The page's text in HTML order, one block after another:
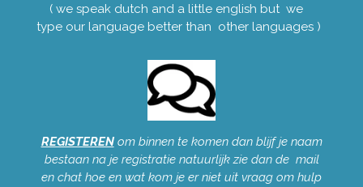
( we speak dutch and a little english but we
type our language better than other languages )
REGISTEREN om binnen te komen dan blijf je naam
bestaan na je registratie natuurlijk zie dan de mail
en chat hoe en wat kom je er niet uit vraag om hulp